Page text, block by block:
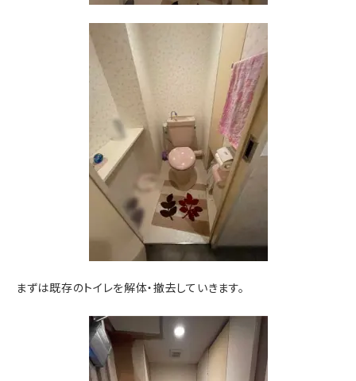
まずは既存のトイレを解体・撤去していきます。